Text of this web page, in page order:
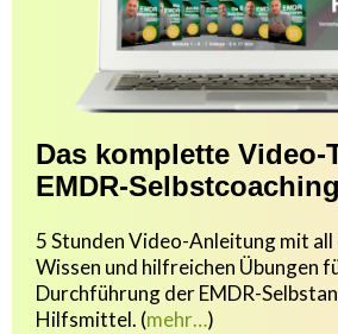
Das komplette Video-
EMDR-Selbstcoaching
5 Stunden Video-Anleitung mit
Wissen und hilfreichen Übungen f
Durchführung der EMDR-
Hilfsmittel. (mehr…)